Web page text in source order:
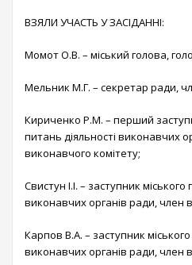
ВЗЯЛИ УЧАСТЬ У ЗАСІДАННІ:
Момот О.В. – міський голова,
Мельник М.Г. – секретар ради,
Кириченко Р.М. – перший
питань діяльності виконавчих
виконавчого комітету;
Свистун І.І. – заступник
виконавчих органів ради, член
Карпов В.А. – заступник
виконавчих органів ради, член